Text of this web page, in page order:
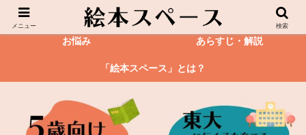
絵本
お悩み あらすじ・解説
「絵本スペース」とは？
メニュー 検索